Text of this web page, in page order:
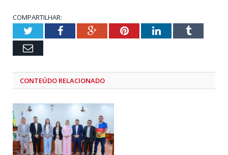
COMPARTILHAR:
TwitterFacebookGoogle+PinterestLinkedInTumblr
Email
CONTEÚDO RELACIONADO